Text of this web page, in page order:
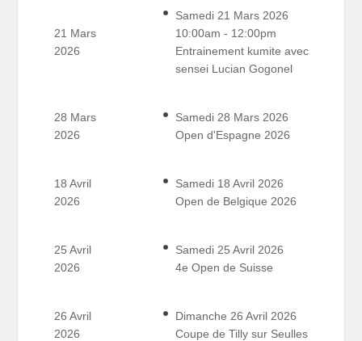
21 Mars
2026
Samedi 21 Mars 2026
10:00am - 12:00pm
Entrainement kumite avec
sensei Lucian Gogonel
28 Mars
2026
Samedi 28 Mars 2026
Open d'Espagne 2026
18 Avril
2026
Samedi 18 Avril 2026
Open de Belgique 2026
25 Avril
2026
Samedi 25 Avril 2026
4e Open de Suisse
26 Avril
2026
Dimanche 26 Avril 2026
Coupe de Tilly sur Seulles